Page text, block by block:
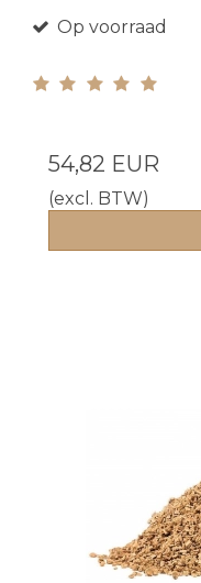
Op voorraad
54,82 EUR
(excl. BTW)